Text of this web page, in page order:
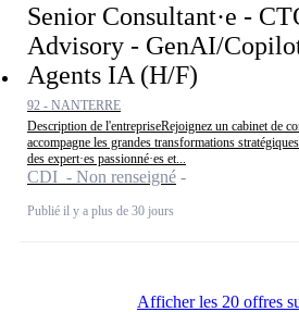
Senior Consultant·e -
Advisory - GenAI/
Agents IA (H/F)
92 - NANTERRE
Description de l'entrepriseRejoignez un cabinet de
accompagne les grandes transformations
des expert·es passionné·es et...
CDI - Non renseigné
Publié il y a plus de 30 jours
Afficher les 20 offres